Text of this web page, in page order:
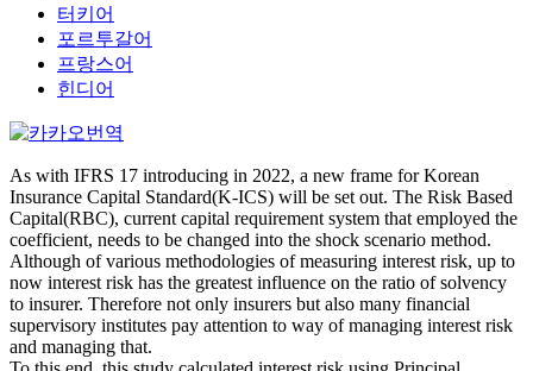
터키어
포르투갈어
프랑스어
힌디어
As with IFRS 17 introducing in 2022, a new frame for Korean
Insurance Capital Standard(K-ICS) will be set out. The Risk Based
Capital(RBC), current capital requirement system that employed the
coefficient, needs to be changed into the shock scenario method.
Although of various methodologies of measuring interest risk, up to
now interest risk has the greatest influence on the ratio of solvency
to insurer. Therefore not only insurers but also many financial
supervisory institutes pay attention to way of managing interest risk
and managing that.